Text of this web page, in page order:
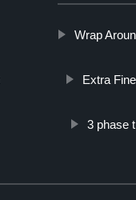
Wrap
Extra
3 phase